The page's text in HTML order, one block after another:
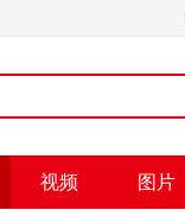
视频 图片